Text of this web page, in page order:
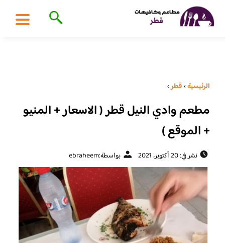
الرئيسية›قطر›
مطعم وادي النيل قطر ( الاسعار + المنيو
+ الموقع )
نشر في: 20 أكتوبر، 2021 بواسطة:ebraheem